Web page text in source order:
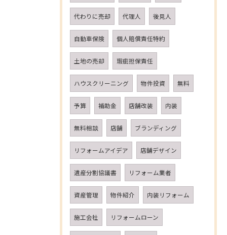
代わりに売却 代理人 後見人
自動車保険 個人賠償責任特約
土地の売却 瑕疵担保責任
ハウスクリーニング 物件投資 無料
予算 補助金 店舗改装 内装
無料相談 店舗 ブランディング
リフォームアイデア 店舗デザイン
遺産分割協議書 リフォーム業者
資産管理 物件紹介 内装リフォーム
施工会社 リフォームローン